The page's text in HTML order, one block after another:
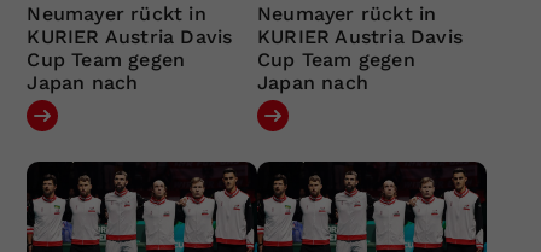
Neumayer rückt in
KURIER Austria Davis
Cup Team gegen
Japan nach
Neumayer rückt in
KURIER Austria Davis
Cup Team gegen
Japan nach